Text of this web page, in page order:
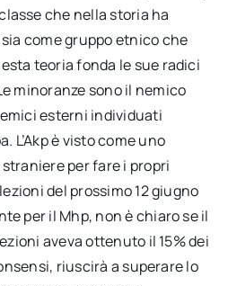
che nella storia ha
come gruppo etnico che
teoria fonda le sue radici
minoranze sono il nemico
esterni individuati
L’Akp è visto come uno
per fare i propri
del prossimo 12 giugno
per il Mhp, non è chiaro se il
aveva ottenuto il 15% dei
riuscirà a superare lo